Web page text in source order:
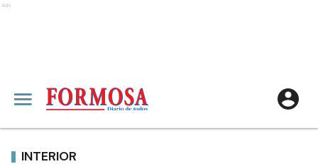
Ads
INTERIOR